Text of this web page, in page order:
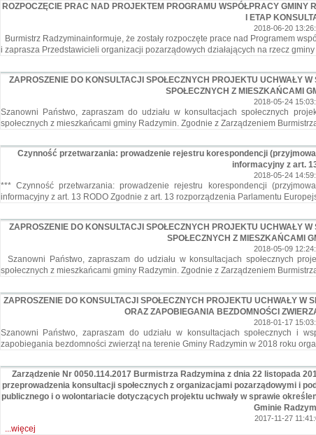
ROZPOCZĘCIE PRAC NAD PROJEKTEM PROGRAMU WSPÓŁPRACY
I ETAP
2018-06-20
Burmistrz Radzyminainformuje, że zostały rozpoczęte prace nad Programem
i zaprasza Przedstawicieli organizacji pozarządowych działających na rzecz
ZAPROSZENIE DO KONSULTACJI SPOŁECZNYCH PROJEKTU UCHWAŁY
SPOŁECZNYCH Z MIESZKAŃCAMI
2018-05-24
Szanowni Państwo, zapraszam do udziału w konsultacjach społecznych
społecznych z mieszkańcami gminy Radzymin. Zgodnie z Zarządzeniem
Czynność przetwarzania: prowadzenie rejestru korespondencji
informacyjny z art.
2018-05-24
*** Czynność przetwarzania: prowadzenie rejestru korespondencji
informacyjny z art. 13 RODO Zgodnie z art. 13 rozporządzenia Parlamentu
ZAPROSZENIE DO KONSULTACJI SPOŁECZNYCH PROJEKTU UCHWAŁY
SPOŁECZNYCH Z MIESZKAŃCAMI
2018-05-09
Szanowni Państwo, zapraszam do udziału w konsultacjach społecznych
społecznych z mieszkańcami gminy Radzymin. Zgodnie z Zarządzeniem
ZAPROSZENIE DO KONSULTACJI SPOŁECZNYCH PROJEKTU UCHWAŁY W
ORAZ ZAPOBIEGANIA BEZDOMNOŚCI
2018-01-17
Szanowni Państwo, zapraszam do udziału w konsultacjach społecznych i
zapobiegania bezdomności zwierząt na terenie Gminy Radzymin w 2018 roku
Zarządzenie Nr 0050.114.2017 Burmistrza Radzymina z dnia 22 listopada
przeprowadzenia konsultacji społecznych z organizacjami pozarządowymi i
publicznego i o wolontariacie dotyczących projektu uchwały w sprawie
Gminie
2017-11-27
...więcej